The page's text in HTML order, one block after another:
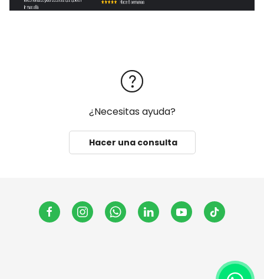
¿Necesitas ayuda?
Hacer una consulta